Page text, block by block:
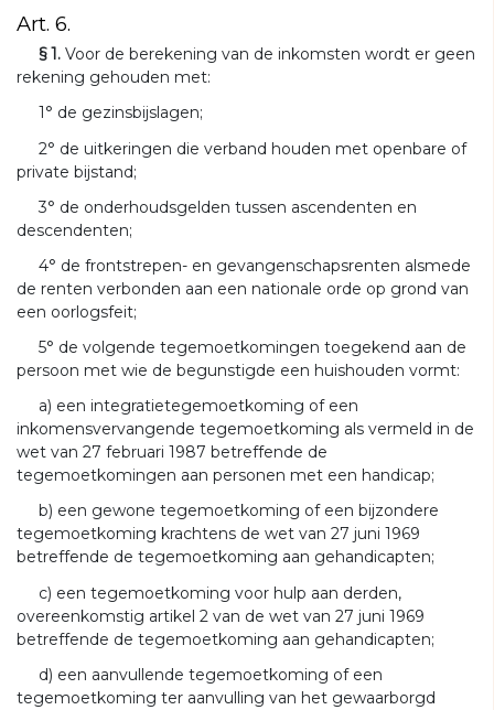
Art. 6.
§ 1. Voor de berekening van de inkomsten wordt er geen
rekening gehouden met:
1° de gezinsbijslagen;
2° de uitkeringen die verband houden met openbare of
private bijstand;
3° de onderhoudsgelden tussen ascendenten en
descendenten;
4° de frontstrepen- en gevangenschapsrenten alsmede
de renten verbonden aan een nationale orde op grond van
een oorlogsfeit;
5° de volgende tegemoetkomingen toegekend aan de
persoon met wie de begunstigde een huishouden vormt:
a) een integratietegemoetkoming of een
inkomensvervangende tegemoetkoming als vermeld in de
wet van 27 februari 1987 betreffende de
tegemoetkomingen aan personen met een handicap;
b) een gewone tegemoetkoming of een bijzondere
tegemoetkoming krachtens de wet van 27 juni 1969
betreffende de tegemoetkoming aan gehandicapten;
c) een tegemoetkoming voor hulp aan derden,
overeenkomstig artikel 2 van de wet van 27 juni 1969
betreffende de tegemoetkoming aan gehandicapten;
d) een aanvullende tegemoetkoming of een
tegemoetkoming ter aanvulling van het gewaarborgd